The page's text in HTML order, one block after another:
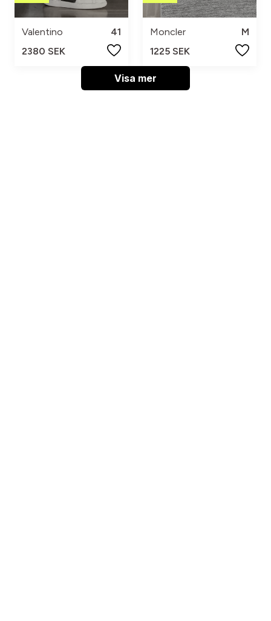
Valentino
41
2380 SEK
Moncler
M
1225 SEK
Visa mer